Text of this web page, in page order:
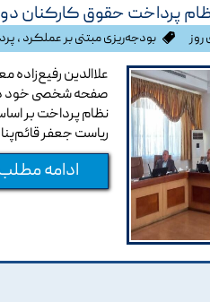
پرداخت حقوق کارکنان
روز بودجه‌ریزی مبتنی بر عملکرد ،
علاالدین
صفحه شخصی خود
ریاست جعفر
ادامه